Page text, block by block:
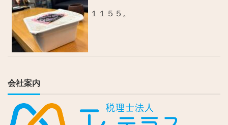
１１５５。
会社案内